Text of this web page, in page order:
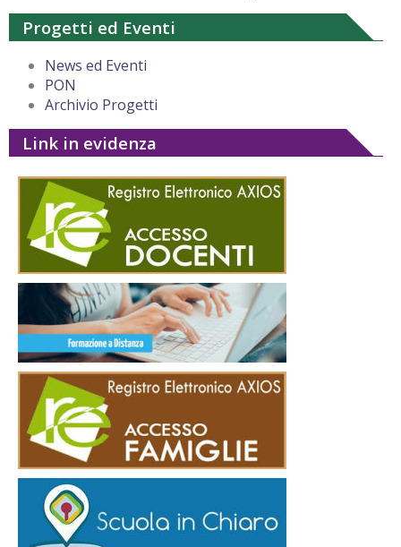
Progetti ed Eventi
News ed Eventi
PON
Archivio Progetti
Link in evidenza